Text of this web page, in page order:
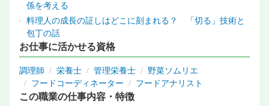
係を考える
料理人の成長の証しはどこに刻まれる？ 「切る」技術と
包丁の話
お仕事に活かせる資格
調理師 栄養士 管理栄養士
野菜ソムリエ
フードコーディネーター
フードアナリスト
この職業の仕事内容・特徴